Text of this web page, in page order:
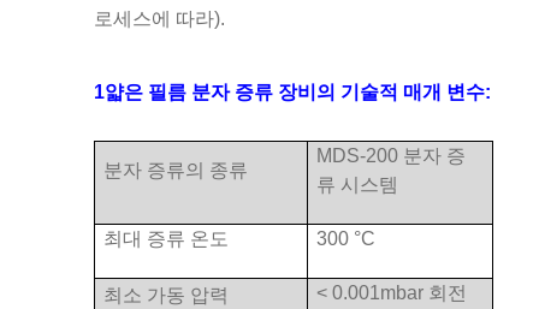
로세스에 따라).
1얇은 필름 분자 증류 장비의 기술적 매개 변수:
분자 증류의 종류
MDS-200 분자 증
류 시스템
최대 증류 온도 300 °C
최소 가동 압력
< 0.001mbar 회전